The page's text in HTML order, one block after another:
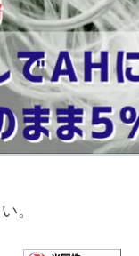
。